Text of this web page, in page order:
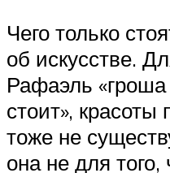
Чего только
об искусстве.
Рафаэль
стоит»,
тоже не
она не для